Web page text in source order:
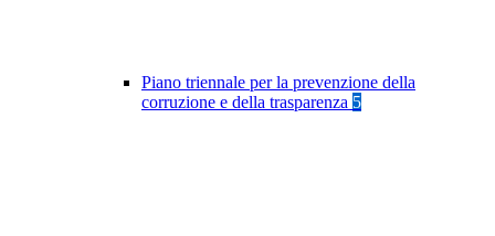
Piano triennale per la prevenzione della
corruzione e della trasparenza 5